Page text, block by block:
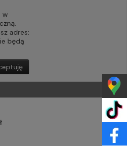
w
adres:
będą